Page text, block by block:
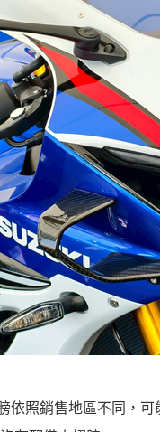
依照銷售地區不同，